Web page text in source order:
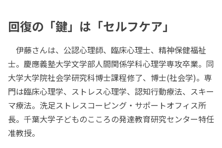
回復の「鍵」は「セルフケア」
伊藤さんは、公認心理師、臨床心理士、精神保健福祉
士。慶應義塾大学文学部人間関係学科心理学専攻卒業。同
大学大学院社会学研究科博士課程修了、博士(社会学)。専
門は臨床心理学、ストレス心理学、認知行動療法、スキー
マ療法。洗足ストレスコーピング・サポートオフィス所
長。千葉大学子どものこころの発達教育研究センター特任
准教授。